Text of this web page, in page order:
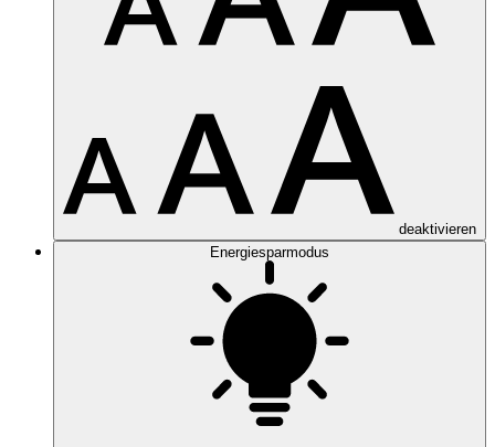
deaktivieren
Energiesparmodus